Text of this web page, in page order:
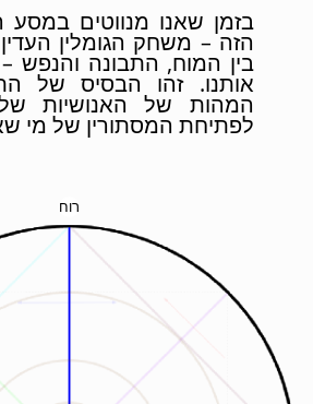
בזמן שאנו מנווטים במסע
הזה – משחק הגומלין
בין המוח, התבונה והנפש
אותנו. זהו הבסיס של
המהות של האנושיות
לפתיחת המסתורין של מי
רוח